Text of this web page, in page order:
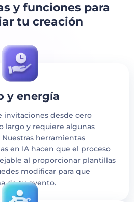
y funciones para
tu creación
y energía
invitaciones desde cero
largo y requiere algunas
herramientas
en IA hacen que el proceso
al proporcionar plantillas
modificar para que
de tu evento.